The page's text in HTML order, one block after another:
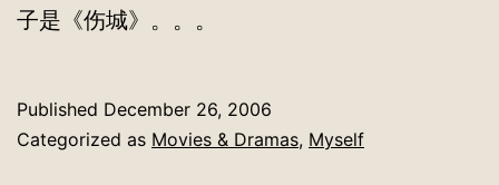
子是《伤城》。。。
Published December 26, 2006
Categorized as Movies & Dramas, Myself